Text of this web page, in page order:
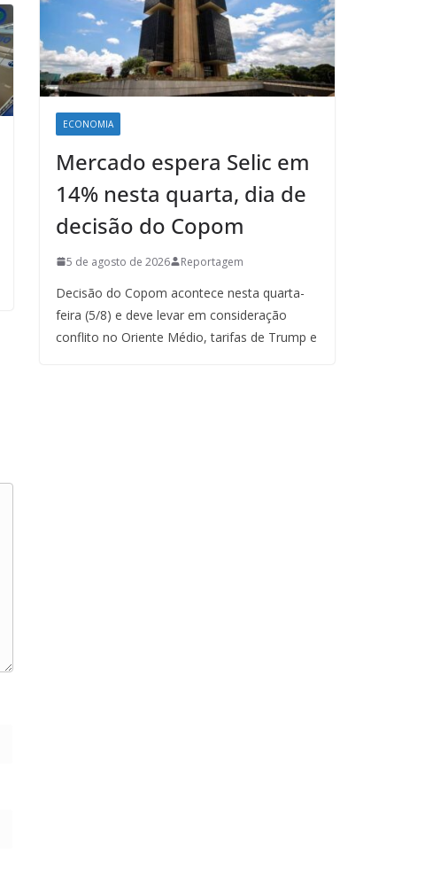
ECONOMIA
Mercado espera Selic em
14% nesta quarta, dia de
decisão do Copom
5 de agosto de 2026 Reportagem
Decisão do Copom acontece nesta quarta-
feira (5/8) e deve levar em consideração
conflito no Oriente Médio, tarifas de Trump e